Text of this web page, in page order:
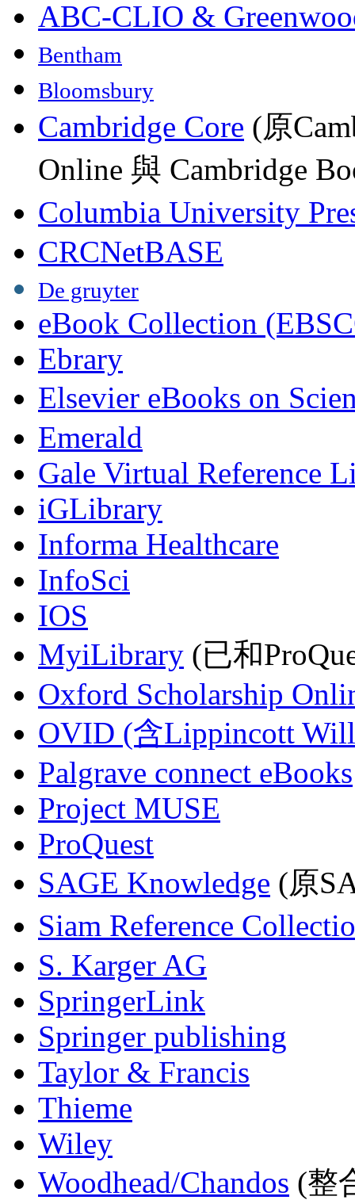
ABC-CLIO &
Bentham
Bloomsbury
Cambridge Core (原
Online 與 Cambridge
Columbia University
CRCNetBASE
De gruyter
eBook Collection
Ebrary
Elsevier eBooks on
Emerald
Gale Virtual Reference
iGLibrary
Informa Healthcare
InfoSci
IOS
MyiLibrary (已和
Oxford Scholarship
OVID (含Lippincott
Palgrave connect eBooks
Project MUSE
ProQuest
SAGE Knowledge (原
Siam Reference
S. Karger AG
SpringerLink
Springer publishing
Taylor & Francis
Thieme
Wiley
Woodhead/Chandos (整